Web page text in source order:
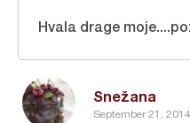
Snežana
September 21,
Hvala drage